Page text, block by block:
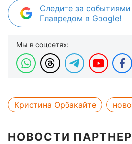
Следите за
Главредом в Google!
Мы в соцсетях:
Кристина Орбакайте
НОВОСТИ